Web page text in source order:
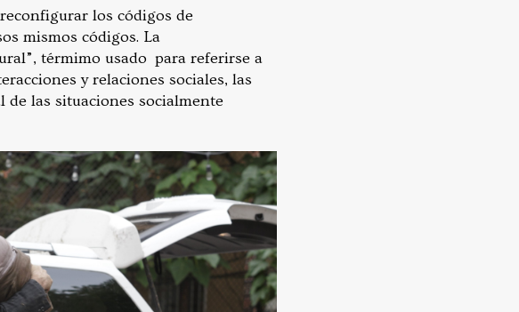
los códigos de
mismos códigos. La
térmimo usado para referirse a
y relaciones sociales, las
de las situaciones socialmente